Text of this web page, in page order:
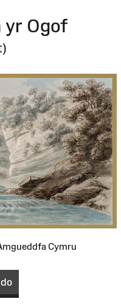
yr Ogof
Cymru